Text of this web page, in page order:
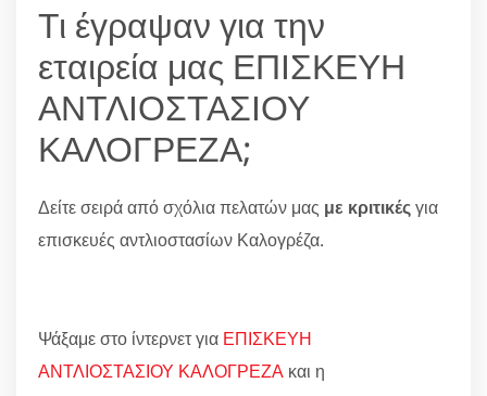
Τι έγραψαν για την
εταιρεία μας ΕΠΙΣΚΕΥΗ
ΑΝΤΛΙΟΣΤΑΣΙΟΥ
ΚΑΛΟΓΡΕΖΑ;
Δείτε σειρά από σχόλια πελατών μας με κριτικέςγια
επισκευές αντλιοστασίων Καλογρέζα.
Ψάξαμε στο ίντερνετ για ΕΠΙΣΚΕΥΗ
ΑΝΤΛΙΟΣΤΑΣΙΟΥ ΚΑΛΟΓΡΕΖΑ και η